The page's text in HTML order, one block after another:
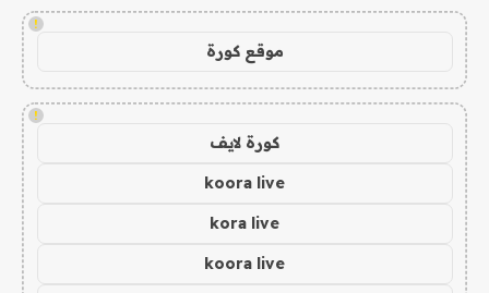
!
موقع كورة
!
كورة لايف
koora live
kora live
koora live